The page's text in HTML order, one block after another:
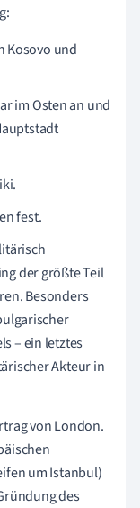
Kosovo und
im Osten an und
fest.
der größte Teil
Besonders
– ein letztes
Akteur in
von London.
um Istanbul)
des